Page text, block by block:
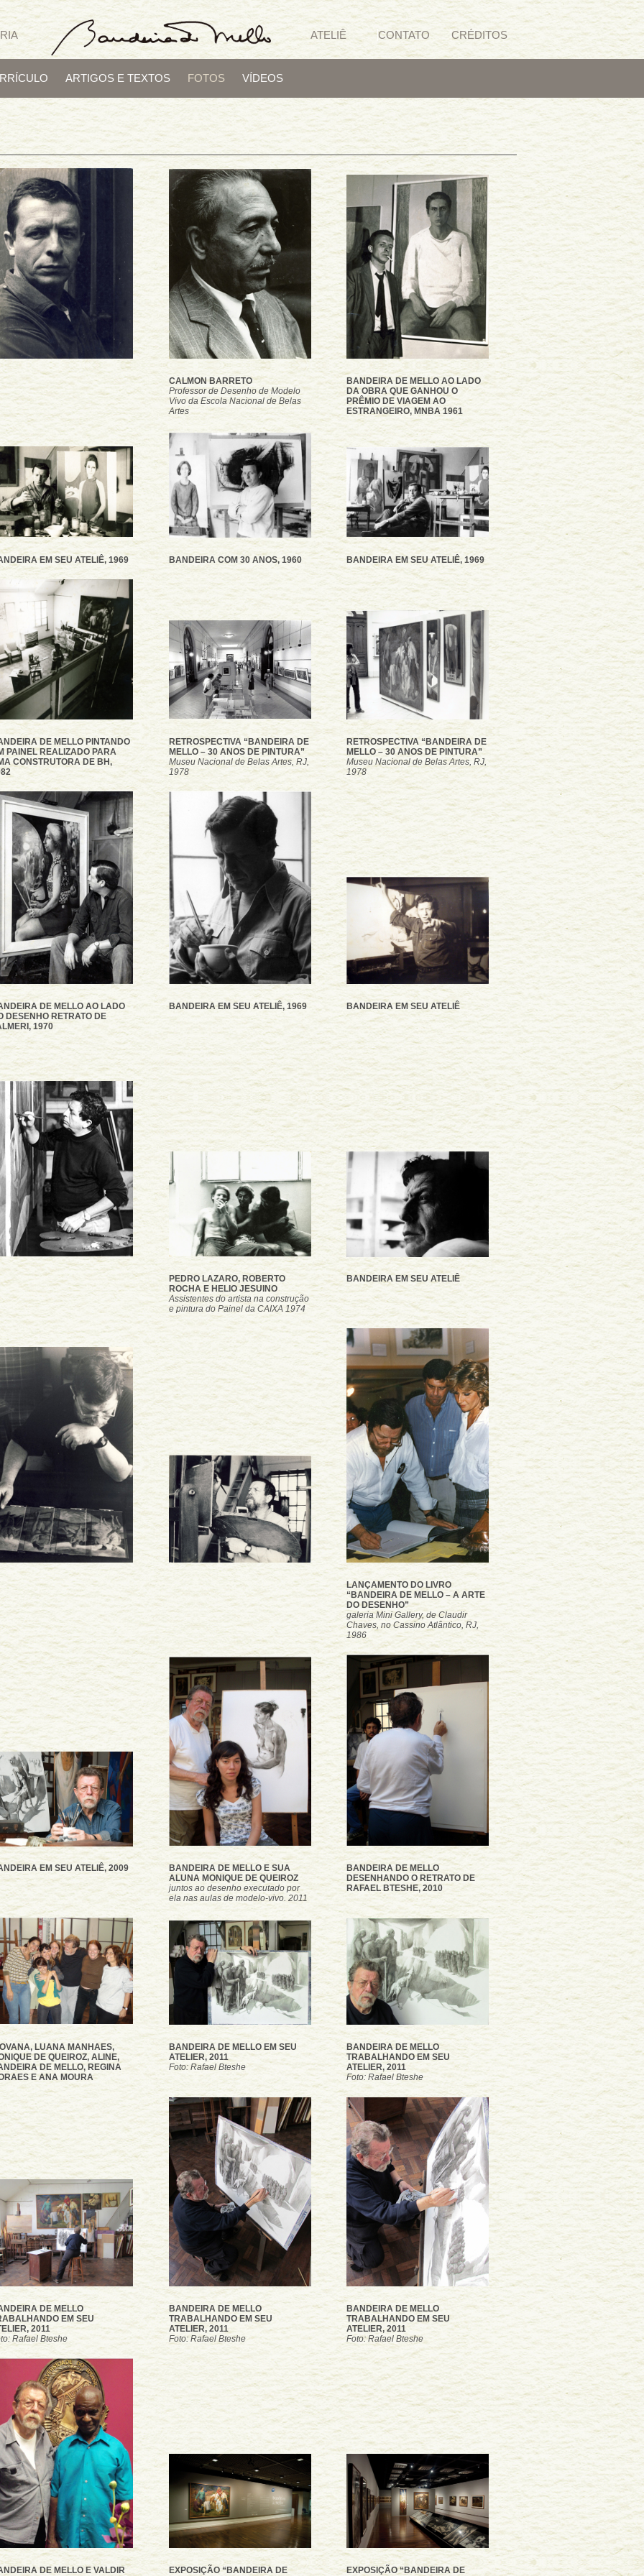
ATELIÊ CONTATO CRÉDITOS
ARTIGOS E TEXTOS FOTOS VÍDEOS
CALMON BARRETO
Professor de Desenho de Modelo
Vivo da Escola Nacional de Belas
Artes
BANDEIRA DE MELLO AO LADO
DA OBRA QUE GANHOU O
PRÊMIO DE VIAGEM AO
ESTRANGEIRO, MNBA 1961
EM SEU ATELIÊ, 1969 BANDEIRA COM 30 ANOS, 1960 BANDEIRA EM SEU ATELIÊ, 1969
DE MELLO PINTANDO
PAINEL REALIZADO PARA
CONSTRUTORA DE BH,
RETROSPECTIVA “BANDEIRA DE
MELLO – 30 ANOS DE PINTURA”
Museu Nacional de Belas Artes, RJ,
1978
RETROSPECTIVA “BANDEIRA DE
MELLO – 30 ANOS DE PINTURA”
Museu Nacional de Belas Artes, RJ,
1978
DE MELLO AO LADO
DESENHO RETRATO DE
1970
BANDEIRA EM SEU ATELIÊ, 1969 BANDEIRA EM SEU ATELIÊ
PEDRO LAZARO, ROBERTO
ROCHA E HELIO JESUINO
Assistentes do artista na construção
e pintura do Painel da CAIXA 1974
BANDEIRA EM SEU ATELIÊ
LANÇAMENTO DO LIVRO
“BANDEIRA DE MELLO – A ARTE
DO DESENHO”
galeria Mini Gallery, de Claudir
Chaves, no Cassino Atlântico, RJ,
1986
EM SEU ATELIÊ, 2009
BANDEIRA DE MELLO E SUA
ALUNA MONIQUE DE QUEIROZ
juntos ao desenho executado por
ela nas aulas de modelo-vivo. 2011
BANDEIRA DE MELLO
DESENHANDO O RETRATO DE
RAFAEL BTESHE, 2010
LUANA MANHAES,
DE QUEIROZ, ALINE,
DE MELLO, REGINA
E ANA MOURA
BANDEIRA DE MELLO EM SEU
ATELIER, 2011
Foto: Rafael Bteshe
BANDEIRA DE MELLO
TRABALHANDO EM SEU
ATELIER, 2011
Foto: Rafael Bteshe
DE MELLO
EM SEU
2011
Rafael Bteshe
BANDEIRA DE MELLO
TRABALHANDO EM SEU
ATELIER, 2011
Foto: Rafael Bteshe
BANDEIRA DE MELLO
TRABALHANDO EM SEU
ATELIER, 2011
Foto: Rafael Bteshe
DE MELLO E VALDIR
EXPOSIÇÃO “BANDEIRA DE
EXPOSIÇÃO “BANDEIRA DE